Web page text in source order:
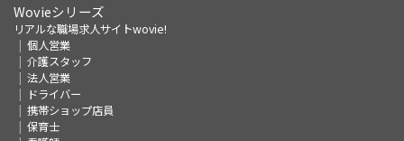
Wovieシリーズ
リアルな職場求人サイトwovie!
個人営業
介護スタッフ
法人営業
ドライバー
携帯ショップ店員
保育士